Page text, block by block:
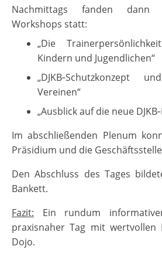
Nachmittags fanden dann
Workshops statt:
„Die
Kindern und Jugendlichen“
„DJKB‑Schutzkonzept
Vereinen“
„Ausblick auf die neue
Im abschließenden Plenum
Präsidium und die
Den Abschluss des Tages
Bankett.
Fazit: Ein rundum
praxisnaher Tag mit
Dojo.